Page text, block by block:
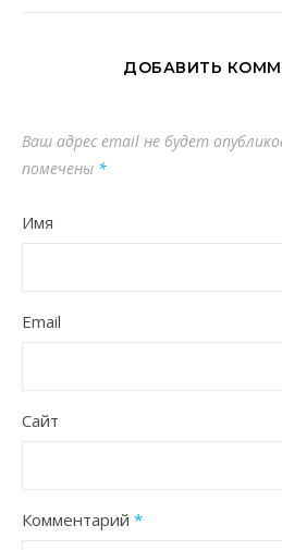
ДОБАВИТЬ
Ваш адрес email не будет
помечены *
Имя
Email
Сайт
Комментарий *